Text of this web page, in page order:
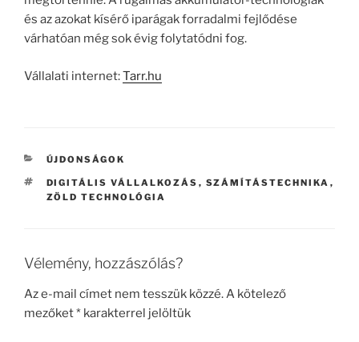
és az azokat kísérő iparágak forradalmi fejlődése
várhatóan még sok évig folytatódni fog.
Vállalati internet:Tarr.hu
KATEGÓRIÁK
ÚJDONSÁGOK
CÍMKÉK
DIGITÁLIS VÁLLALKOZÁS , SZÁMÍTÁSTECHNIKA ,
ZÖLD TECHNOLÓGIA
Vélemény, hozzászólás?
Az e-mail címet nem tesszük közzé.A kötelező
mezőket* karakterrel jelöltük